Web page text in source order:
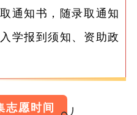
通知书，随录取通知
学报到须知、资助政
志愿时间